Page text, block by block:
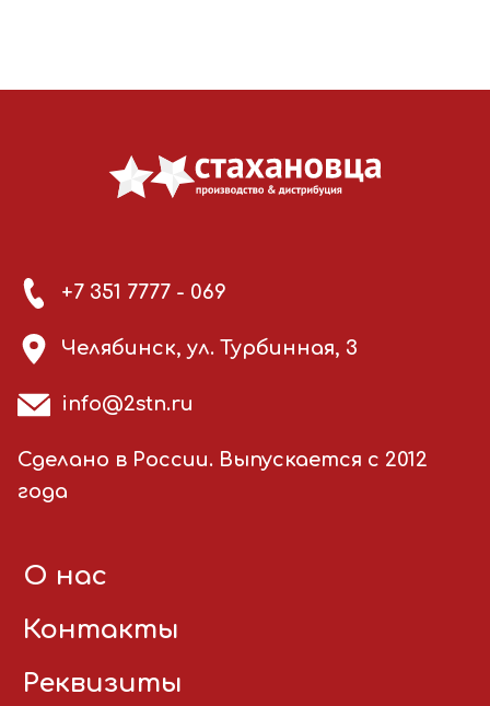
+7 351 7777 - 069
Челябинск, ул. Турбинная, 3
info@2stn.ru
Сделано в России. Выпускается с 2012
года
О нас
Контакты
Реквизиты